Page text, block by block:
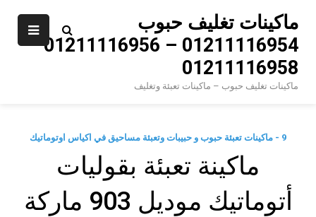
content
ماكينات تغليف حبوب
01211116954 – 01211116956 –
01211116958
ماكينات تغليف حبوب – ماكينات تعبئة وتغليف
9 - ماكينات تعبئة حبوب و حبيبات وتعبئة مساحيق في اكياس اوتوماتيك
ماكينة تعبئة بقوليات
أتوماتيك موديل 903 ماركة